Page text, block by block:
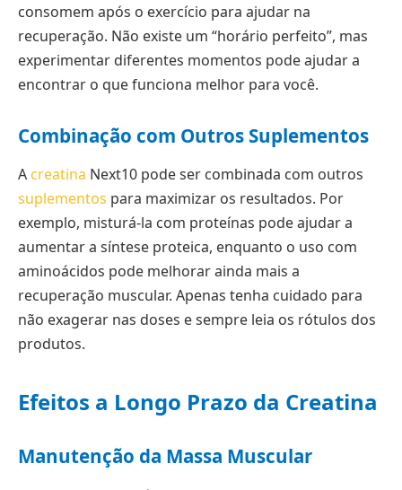
consomem após o exercício para ajudar na
recuperação. Não existe um “horário perfeito”, mas
experimentar diferentes momentos pode ajudar a
encontrar o que funciona melhor para você.
Combinação com Outros Suplementos
A creatina Next10 pode ser combinada com outros
suplementos para maximizar os resultados. Por
exemplo, misturá-la com proteínas pode ajudar a
aumentar a síntese proteica, enquanto o uso com
aminoácidos pode melhorar ainda mais a
recuperação muscular. Apenas tenha cuidado para
não exagerar nas doses e sempre leia os rótulos dos
produtos.
Efeitos a Longo Prazo da Creatina
Manutenção da Massa Muscular